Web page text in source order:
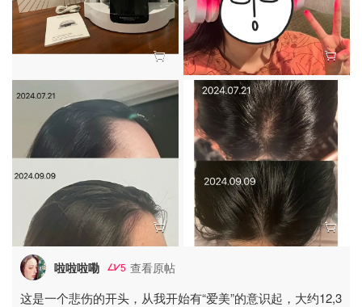
啦啦啦嘞 5 查看原帖
这是一个悲伤的开头，从我开始有“爱美”的意识起，大约12,3